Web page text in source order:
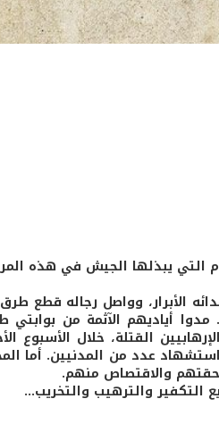
يبذلها الجيش في هذه
الأبرار، وواصل رجاله قطع
أياديهم الآثمة من
القتلة، خلال الأسبوع
عدد من المدنيين. أما
والاقتصاص منهم.
والترهيب والتخريب...